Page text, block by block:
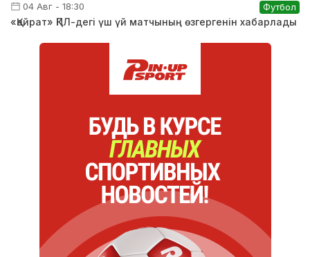
04 Авг - 18:30 Футбол
«Қайрат» ҚПЛ-дегі үш үй матчының өзгергенін хабарлады